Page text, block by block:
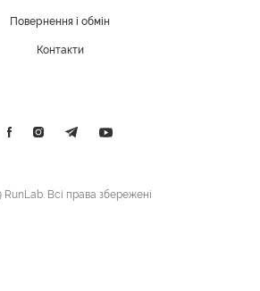
Повернення і обмін
Контакти
RunLab. Всі права збережені